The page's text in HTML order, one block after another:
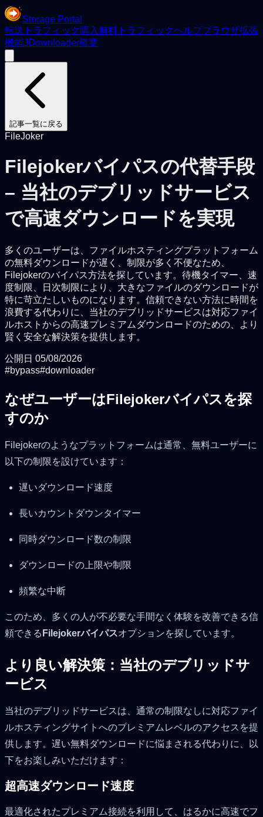
Storage Portal
転送 トラフィック購入無料トラフィックヘルプブラウザ拡張
機能JDownloader概要
記事一覧に戻る
FileJoker
Filejokerバイパスの代替手段
– 当社のデブリッドサービス
で高速ダウンロードを実現
多くのユーザーは、ファイルホスティングプラットフォーム
の無料ダウンロードが遅く、制限が多く不便なため、
Filejokerのバイパス方法を探しています。待機タイマー、速
度制限、日次制限により、大きなファイルのダウンロードが
特に苛立たしいものになります。信頼できない方法に時間を
浪費する代わりに、当社のデブリッドサービスは対応ファイ
ルホストからの高速プレミアムダウンロードのための、より
賢く安全な解決策を提供します。
公開日 05/08/2026
#bypass#downloader
なぜユーザーはFilejokerバイパスを探
すのか
Filejokerのようなプラットフォームは通常、無料ユーザーに
以下の制限を設けています：
遅いダウンロード速度
長いカウントダウンタイマー
同時ダウンロード数の制限
ダウンロードの上限や制限
頻繁な中断
このため、多くの人が不必要な手間なく体験を改善できる信
頼できる Filejokerバイパスオプションを探しています。
より良い解決策：当社のデブリッドサ
ービス
当社のデブリッドサービスは、通常の制限なしに対応ファイ
ルホスティングサイトへのプレミアムレベルのアクセスを提
供します。遅い無料ダウンロードに悩まされる代わりに、以
下をお楽しみいただけます：
超高速ダウンロード速度
最適化されたプレミアム接続を利用して、はるかに高速でフ